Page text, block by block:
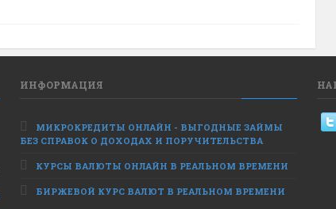
ИНФОРМАЦИЯ
МИКРОКРЕДИТЫ ОНЛАЙН - ВЫГОДНЫЕ ЗАЙМЫ
БЕЗ СПРАВОК О ДОХОДАХ И ПОРУЧИТЕЛЬСТВА
КУРСЫ ВАЛЮТЫ ОНЛАЙН В РЕАЛЬНОМ ВРЕМЕНИ
БИРЖЕВОЙ КУРС ВАЛЮТ В РЕАЛЬНОМ ВРЕМЕНИ